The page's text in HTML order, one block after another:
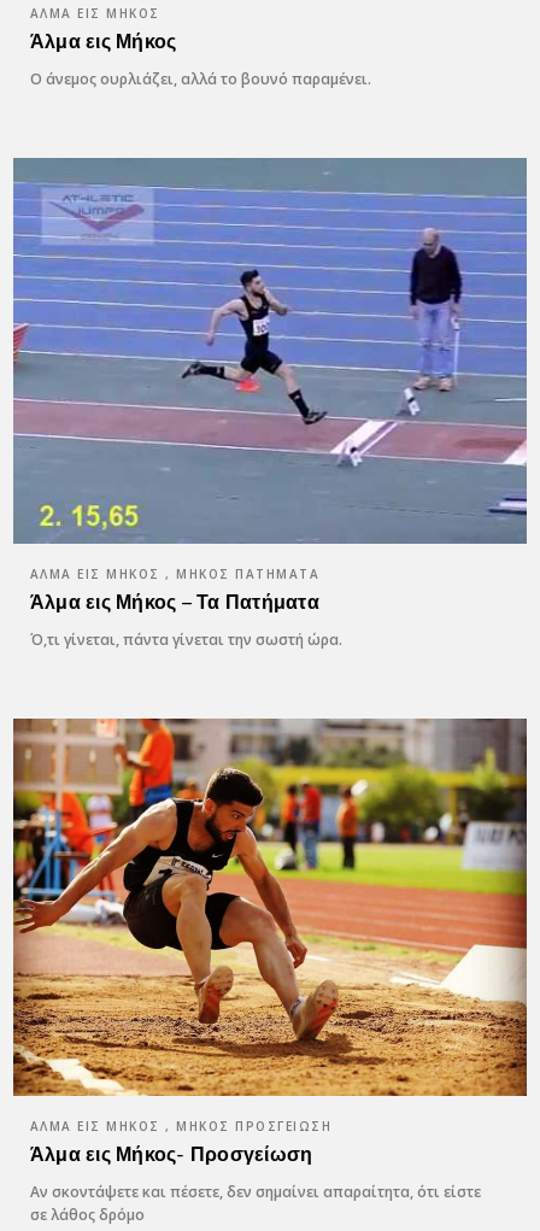
ΆΛΜΑ ΕΙΣ ΜΉΚΟΣ
Άλμα εις Μήκος
Ο άνεμος ουρλιάζει, αλλά το βουνό παραμένει.
ΆΛΜΑ ΕΙΣ ΜΉΚΟΣ , ΜΉΚΟΣ ΠΑΤΉΜΑΤΑ
Άλμα εις Μήκος – Τα Πατήματα
Ό,τι γίνεται, πάντα γίνεται την σωστή ώρα.
ΆΛΜΑ ΕΙΣ ΜΉΚΟΣ , ΜΉΚΟΣ ΠΡΟΣΓΕΊΩΣΗ
Άλμα εις Μήκος- Προσγείωση
Αν σκοντάψετε και πέσετε, δεν σημαίνει απαραίτητα, ότι είστε
σε λάθος δρόμο